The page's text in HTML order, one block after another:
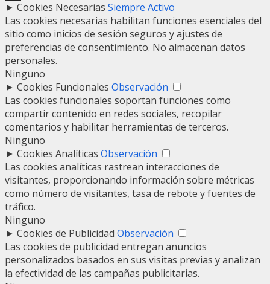
► Cookies Necesarias Siempre Activo
Las cookies necesarias habilitan funciones esenciales del
sitio como inicios de sesión seguros y ajustes de
preferencias de consentimiento. No almacenan datos
personales.
Ninguno
► Cookies Funcionales Observación
Las cookies funcionales soportan funciones como
compartir contenido en redes sociales, recopilar
comentarios y habilitar herramientas de terceros.
Ninguno
► Cookies Analíticas Observación
Las cookies analíticas rastrean interacciones de
visitantes, proporcionando información sobre métricas
como número de visitantes, tasa de rebote y fuentes de
tráfico.
Ninguno
► Cookies de Publicidad Observación
Las cookies de publicidad entregan anuncios
personalizados basados en sus visitas previas y analizan
la efectividad de las campañas publicitarias.